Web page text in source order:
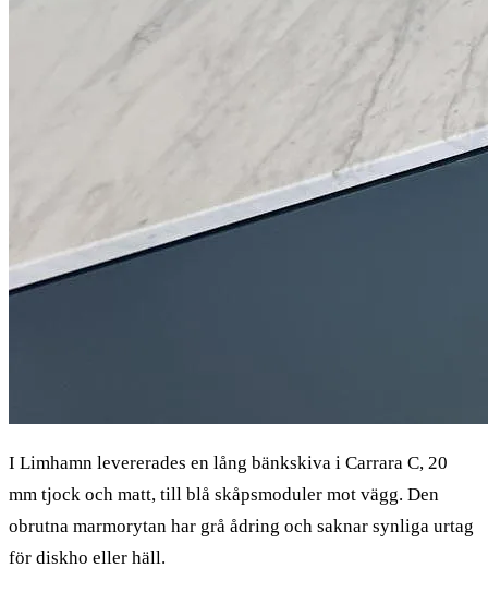
I Limhamn levererades en lång bänkskiva i Carrara C, 20
mm tjock och matt, till blå skåpsmoduler mot vägg. Den
obrutna marmorytan har grå ådring och saknar synliga urtag
för diskho eller häll.